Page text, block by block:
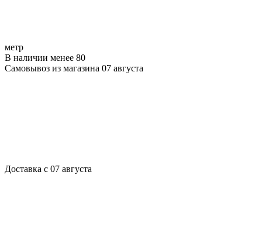
метр
В наличии менее 80
Самовывоз из магазина 07 августа
Доставка с 07 августа